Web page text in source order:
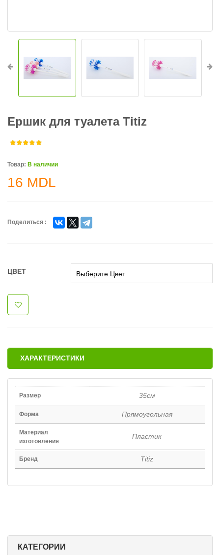
КАТЕГОРИИ
Ершик для туалета Titiz
Товар: В наличии
16 MDL
Поделиться :
ЦВЕТ
ХАРАКТЕРИСТИКИ
Размер 35см
Форма Прямоугольная
Материал
изготовления
Пластик
Бренд Titiz